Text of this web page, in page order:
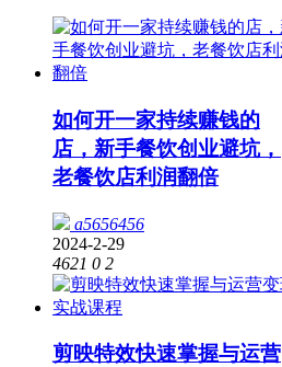
如何开一家持续赚钱的
店，新手餐饮创业避坑，
老餐饮店利润翻倍
a5656456
2024-2-29
4621 0 2
剪映特效快速掌握与运营